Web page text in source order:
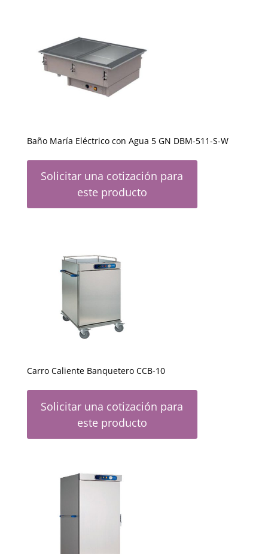
Baño María Eléctrico con Agua 5 GN DBM-511-S-W
Solicitar una cotización para
este producto
Carro Caliente Banquetero CCB-10
Solicitar una cotización para
este producto